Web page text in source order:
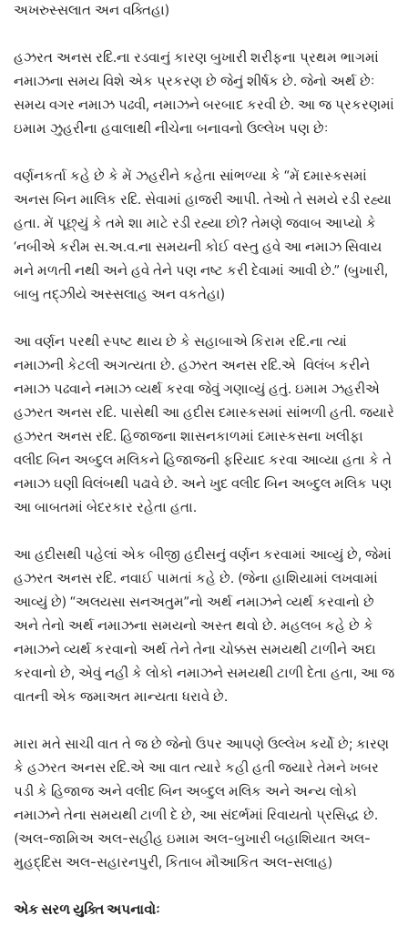
અખરુસ્સલાત અન વક્તિહા)
હઝરત અનસ રદિ.ના રડવાનું કારણ બુખારી શરીફના પ્રથમ ભાગમાં
નમાઝના સમય વિશે એક પ્રકરણ છે જેનું શીર્ષક છે. જેનો અર્થ છેઃ
સમય વગર નમાઝ પઢવી, નમાઝને બરબાદ કરવી છે. આ જ પ્રકરણમાં
ઇમામ ઝુહરીના હવાલાથી નીચેના બનાવનો ઉલ્લેખ પણ છેઃ
વર્ણનકર્તા કહે છે કે મેં ઝહરીને કહેતા સાંભળ્યા કે “મેં દમાસ્કસમાં
અનસ બિન માલિક રદિ. સેવામાં હાજરી આપી. તેઓ તે સમયે રડી રહ્યા
હતા. મેં પૂછ્યું કે તમે શા માટે રડી રહ્યા છો? તેમણે જવાબ આપ્યો કે
‘નબીએ કરીમ સ.અ.વ.ના સમયની કોઈ વસ્તુ હવે આ નમાઝ સિવાય
મને મળતી નથી અને હવે તેને પણ નષ્ટ કરી દેવામાં આવી છે.” (બુખારી,
બાબુ તદ્‌ઝીયે અસ્સલાહ અન વકતેહા)
આ વર્ણન પરથી સ્પષ્ટ થાય છે કે સહાબાએ કિરામ રદિ.ના ત્યાં
નમાઝની કેટલી અગત્યતા છે. હઝરત અનસ રદિ.એ વિલંબ કરીને
નમાઝ પઢવાને નમાઝ વ્યર્થ કરવા જેવું ગણાવ્યું હતું. ઇમામ ઝહરીએ
હઝરત અનસ રદિ. પાસેથી આ હદીસ દમાસ્કસમાં સાંભળી હતી. જ્યારે
હઝરત અનસ રદિ. હિજાજના શાસનકાળમાં દમાસ્કસના ખલીફા
વલીદ બિન અબ્દુલ મલિકને હિજાજની ફરિયાદ કરવા આવ્યા હતા કે તે
નમાઝ ઘણી વિલંબથી પઢાવે છે. અને ખુદ વલીદ બિન અબ્દુલ મલિક પણ
આ બાબતમાં બેદરકાર રહેતા હતા.
આ હદીસથી પહેલાં એક બીજી હદીસનું વર્ણન કરવામાં આવ્યું છે, જેમાં
હઝરત અનસ રદિ. નવાઈ પામતાં કહે છે. (જેના હાશિયામાં લખવામાં
આવ્યું છે) “અલયસા સનઅતુમ”નો અર્થ નમાઝને વ્યર્થ કરવાનો છે
અને તેનો અર્થ નમાઝના સમયનો અસ્ત થવો છે. મહલબ કહે છે કે
નમાઝને વ્યર્થ કરવાનો અર્થ તેને તેના ચોક્કસ સમયથી ટાળીને અદા
કરવાનો છે, એવું નહીં કે લોકો નમાઝને સમયથી ટાળી દેતા હતા, આ જ
વાતની એક જમાઅત માન્યતા ધરાવે છે.
મારા મતે સાચી વાત તે જ છે જેનો ઉપર આપણે ઉલ્લેખ કર્યો છે; કારણ
કે હઝરત અનસ રદિ.એ આ વાત ત્યારે કહી હતી જ્યારે તેમને ખબર
પડી કે હિજાજ અને વલીદ બિન અબ્દુલ મલિક અને અન્ય લોકો
નમાઝને તેના સમયથી ટાળી દે છે, આ સંદર્ભમાં રિવાયતો પ્રસિદ્ધ છે.
(અલ-જામિઅ અલ-સહીહ ઇમામ અલ-બુખારી બહાશિયાત અલ-
મુહદ્દિસ અલ-સહારનપુરી, કિતાબ મૌઆકિત અલ-સલાહ)
એક સરળ યુક્તિ અપનાવોઃ